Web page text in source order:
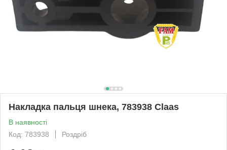
Накладка пальця шнека, 783938 Claas
В наявності
Код: 783938
Роздріб